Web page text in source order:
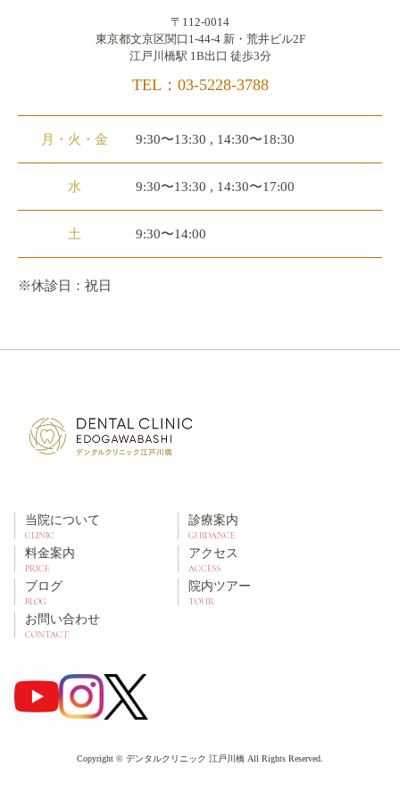
〒112-0014
東京都文京区関口1-44-4 新・荒井ビル2F
江戸川橋駅 1B出口 徒歩3分
TEL：03-5228-3788
月・火・金 9:30〜13:30 , 14:30〜18:30
水 9:30〜13:30 , 14:30〜17:00
土 9:30〜14:00
※休診日：祝日
当院について
CLINIC
診療案内
GUIDANCE
料金案内
PRICE
アクセス
ACCESS
ブログ
BLOG
院内ツアー
TOUR
お問い合わせ
CONTACT
Copyright © デンタルクリニック 江戸川橋 All Rights Reserved.